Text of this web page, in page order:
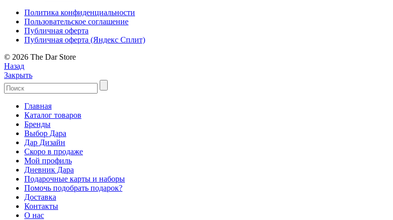
Политика конфиденциальности
Пользовательское соглашение
Публичная оферта
Публичная оферта (Яндекс Сплит)
© 2026 The Dar Store
Назад
Закрыть
Главная
Каталог товаров
Бренды
Выбор Дара
Дар Дизайн
Скоро в продаже
Мой профиль
Дневник Дара
Подарочные карты и наборы
Помочь подобрать подарок?
Доставка
Контакты
О нас